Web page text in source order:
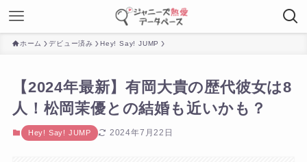
ホーム デビュー済み Hey! Say! JUMP
【2024年最新】有岡大貴の歴代彼女は8
人！松岡茉優との結婚も近いかも？
Hey! Say! JUMP 2024年7月22日